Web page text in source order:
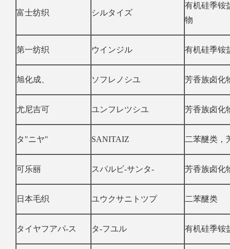
富士纺织 シルタイズ
有机硅季铵
物
第一纺织 ウインジル 有机硅季铵
旭化成、 ソフレノシユ 芳香族卤化
尤尼吉可 ユンフレツシユ 芳香族卤化
タ"ニヤ" SANITAIZ 二苯醚类，
可乐丽 スパルビ-サンタ- 芳香族卤化
日本毛织 ユウクサニトツプ 二苯醚类
タイヤフアパ-ス タ-フユル 有机硅季铵